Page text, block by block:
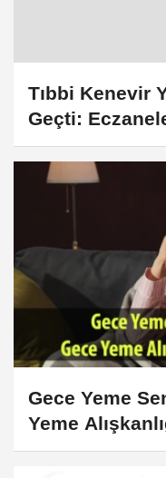
Tıbbi Kenevir
Geçti:
Dönemi
Gece Yeme
Yeme